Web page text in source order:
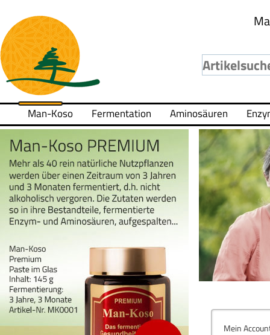
Man-Koso Fermentation Aminosäuren
Mein